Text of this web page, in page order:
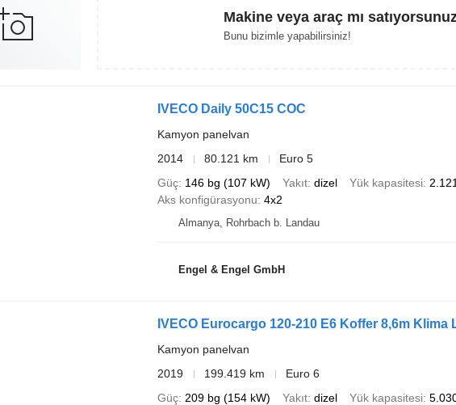
Makine veya araç mı
Bunu bizimle yapabilirsiniz!
IVECO Daily 50C15 COC
Kamyon panelvan
2014
80.121 km
Euro 5
Güç 146 bg (107 kW) Yakıt dizel Yük kapasitesi
Aks konfigürasyonu 4x2
Almanya, Rohrbach b. Landau
Engel & Engel GmbH
IVECO Eurocargo 120-210 E6 Koffer 8,6m Klima
Kamyon panelvan
2019
199.419 km
Euro 6
Güç 209 bg (154 kW) Yakıt dizel Yük kapasitesi